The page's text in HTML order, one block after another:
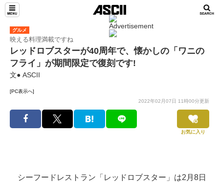
グルメ
映える料理満載ですね
レッドロブスターが40周年で、懐かしの「ワニの
フライ」が期間限定で復刻です!
文● ASCII
[PC表示へ]
2022年02月07日 11時00分更新
お気に入り
シーフードレストラン「レッドロブスター」は2月8日